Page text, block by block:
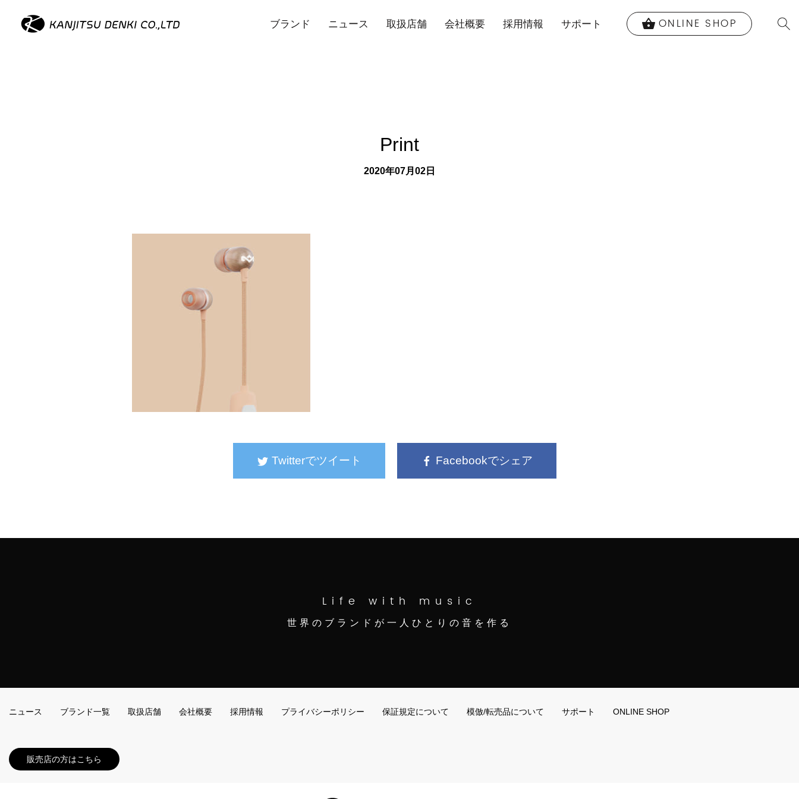
ブランド ニュース 取扱店舗 会社概要 採用情報 サポート shopping_basket ONLINE SHOP
Print
2020年07月02日
Twitterでツイート Facebookでシェア
Life with music
世界のブランドが一人ひとりの音を作る
ニュース ブランド一覧 取扱店舗 会社概要 採用情報 プライバシーポリシー 保証規定について 模倣/転売品について サポート ONLINE SHOP
販売店の方はこちら